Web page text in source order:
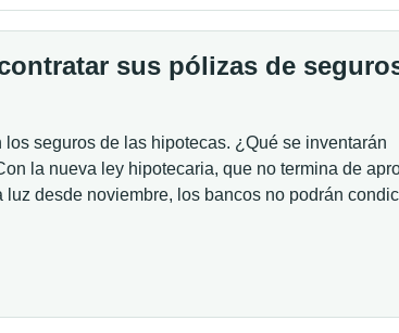
sus pólizas de
seguros de las hipotecas. ¿Qué se inventarán
la nueva ley hipotecaria, que no termina de
desde noviembre, los bancos no podrán